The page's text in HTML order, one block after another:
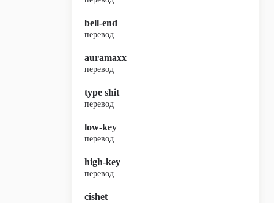
bell-end
перевод
auramaxx
перевод
type shit
перевод
low-key
перевод
high-key
перевод
cishet